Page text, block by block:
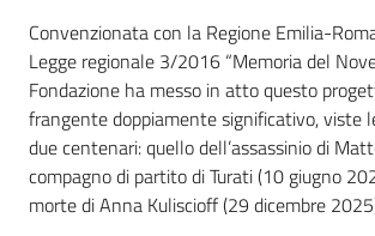
Convenzionata con la Regione Emilia-
Legge regionale 3/2016 “Memoria del
Fondazione ha messo in atto questo
frangente doppiamente significativo, viste
due centenari: quello dell’assassinio di
compagno di partito di Turati (10 giugno
morte di Anna Kuliscioff (29 dicembre